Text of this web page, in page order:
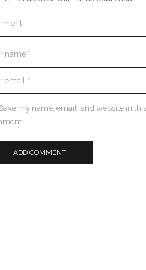
name *
email *
Save my name, email, and website in